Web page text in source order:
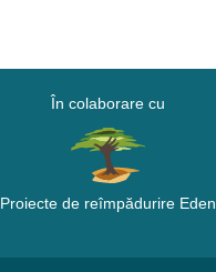
În colaborare cu
Proiecte de reîmpădurire Eden